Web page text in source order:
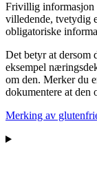
Frivillig informasjon
villedende, tvetydig
obligatoriske
Det betyr at dersom
eksempel
om den. Merker du
dokumentere at den
Merking av